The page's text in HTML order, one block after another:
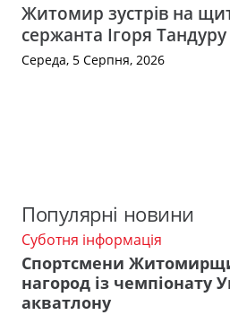
Житомир зустрів на
сержанта Ігоря Тандуру
Середа, 5 Серпня, 2026
Популярні новини
Суботня інформація
Спортсмени
нагород із чемпіонату
акватлону